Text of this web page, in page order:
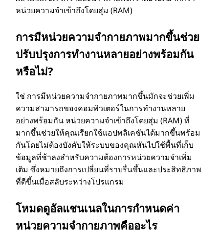
หน่วยความจําเข้าถึงโดยสุ่ม (RAM)
การมีหน่วยความจํากายภาพมากขึ้นช่วย
ปรับปรุงการทํางานหลายอย่างพร้อมกัน
หรือไม่?
ใช่ การมีหน่วยความจํากายภาพมากขึ้นมักจะช่วยเพิ่ม
ความสามารถของคอมพิวเตอร์ในการทํางานหลาย
อย่างพร้อมกัน หน่วยความจําเข้าถึงโดยสุ่ม (RAM) ที่
มากขึ้นช่วยให้คุณเรียกใช้แอปพลิเคชันได้มากขึ้นพร้อม
กันโดยไม่ต้องบังคับให้ระบบของคุณหันไปใช้พื้นที่เก็บ
ข้อมูลที่ช้าลงสําหรับความต้องการหน่วยความจําเพิ่ม
เติม ซึ่งหมายถึงการเปลี่ยนที่ราบรื่นขึ้นและประสิทธิภาพ
ที่ดีขึ้นเมื่อสลับระหว่างโปรแกรม
โหมดดูอัลแชนเนลในการกําหนดค่า
หน่วยความจํากายภาพคืออะไร